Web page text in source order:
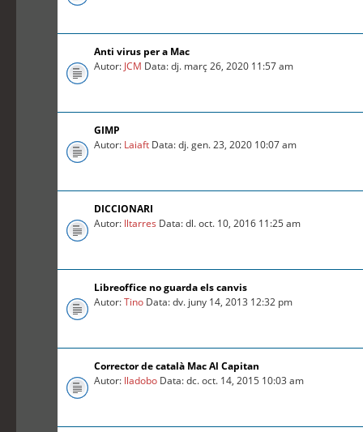
Anti virus per a Mac
Autor: JCM Data: dj. març 26, 2020 11:57 am
GIMP
Autor: Laiaft Data: dj. gen. 23, 2020 10:07 am
DICCIONARI
Autor: lltarres Data: dl. oct. 10, 2016 11:25 am
Libreoffice no guarda els canvis
Autor:Tino Data: dv. juny 14, 2013 12:32 pm
Corrector de català Mac Al Capitan
Autor: lladobo Data: dc. oct. 14, 2015 10:03 am